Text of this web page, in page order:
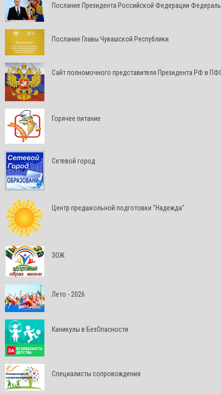
Послание Президента Российской Федерации
Послание Главы Чувашской Республики
Cайт полномочного представителя Президента РФ в
Горячее питание
Сетевой город
Центр предшкольной подготовки "Надежда"
ЗОЖ
Лето - 2026
Каникулы в БезОпасности
Специалисты сопровождения